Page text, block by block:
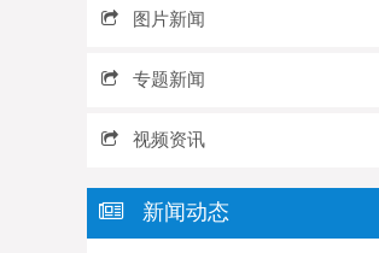
图片新闻
专题新闻
视频资讯
新闻动态